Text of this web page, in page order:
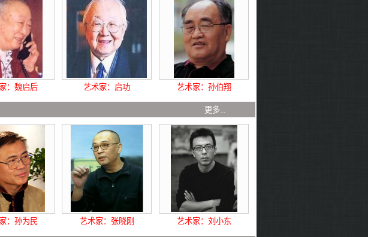
：魏启后 艺术家：启功 艺术家：孙伯翔
荐 更多...
：孙为民 艺术家：张晓刚 艺术家：刘小东